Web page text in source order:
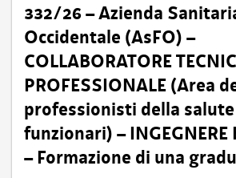
332/26 – Azienda
Occidentale (AsFO) –
COLLABORATORE
PROFESSIONALE (Area
professionisti della
funzionari) – INGEGNERE
– Formazione di una